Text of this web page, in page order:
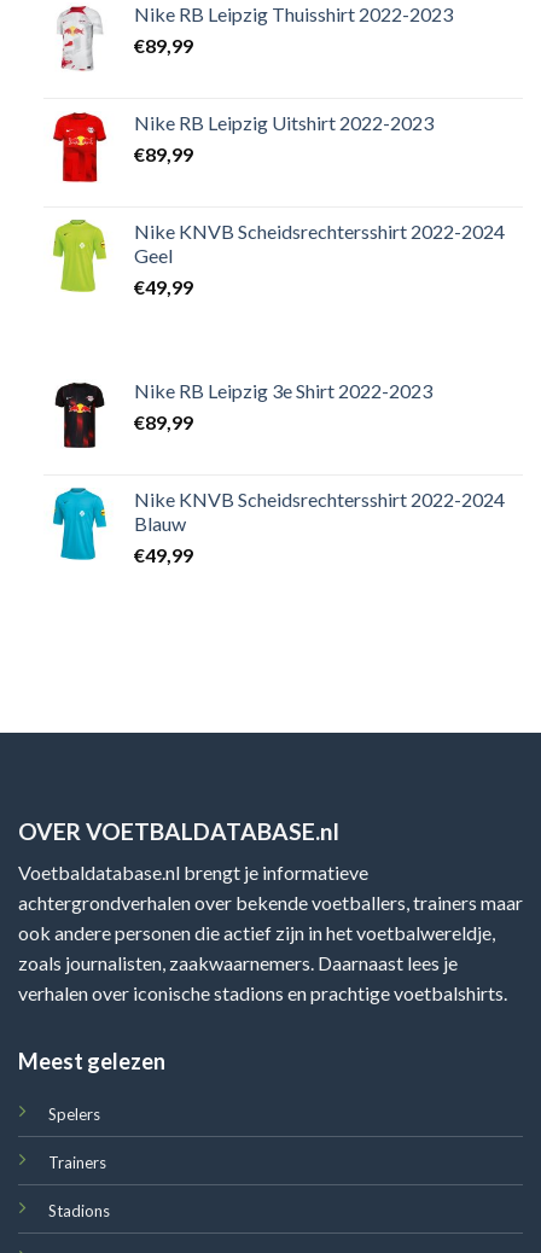
Nike RB Leipzig Thuisshirt 2022-2023
€89,99
Nike RB Leipzig Uitshirt 2022-2023
€89,99
Nike KNVB Scheidsrechtersshirt 2022-2024
Geel
€49,99
Nike RB Leipzig 3e Shirt 2022-2023
€89,99
Nike KNVB Scheidsrechtersshirt 2022-2024
Blauw
€49,99
OVER VOETBALDATABASE.nl
Voetbaldatabase.nl brengt je informatieve
achtergrondverhalen over bekende voetballers, trainers maar
ook andere personen die actief zijn in het voetbalwereldje,
zoals journalisten, zaakwaarnemers. Daarnaast lees je
verhalen over iconische stadions en prachtige voetbalshirts.
Meest gelezen
Spelers
Trainers
Stadions